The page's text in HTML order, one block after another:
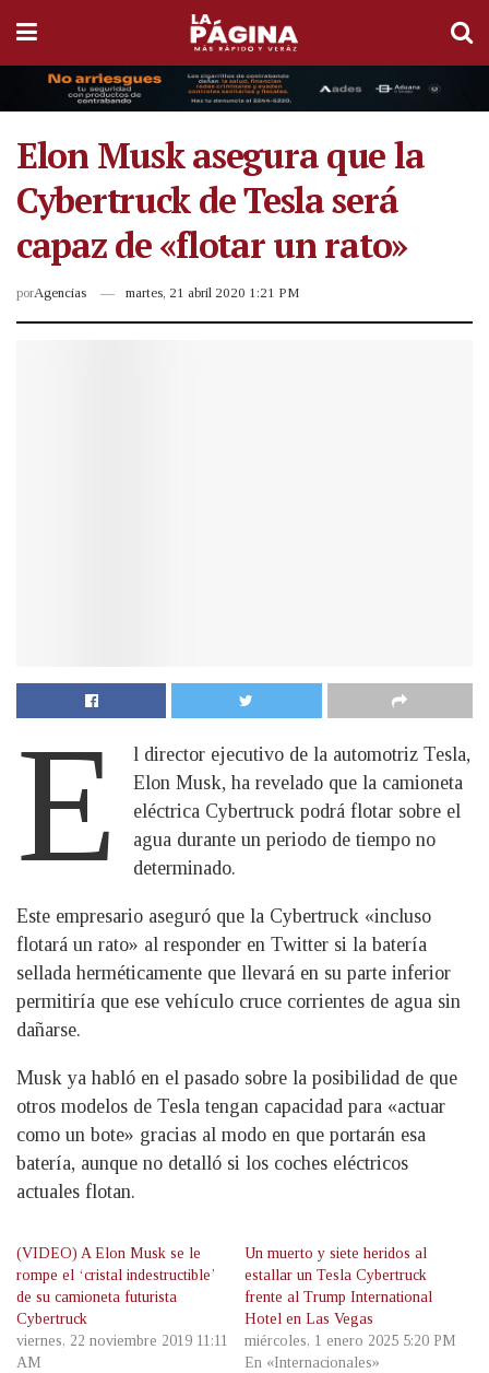
Elon Musk asegura que la
Cybertruck de Tesla será
capaz de «flotar un rato»
porAgencias martes, 21 abril 2020 1:21 PM
E
l director ejecutivo de la automotriz Tesla,
Elon Musk, ha revelado que la camioneta
eléctrica Cybertruck podrá flotar sobre el
agua durante un periodo de tiempo no
determinado.
Este empresario aseguró que la Cybertruck «incluso
flotará un rato» al responder en Twitter si la batería
sellada herméticamente que llevará en su parte inferior
permitiría que ese vehículo cruce corrientes de agua sin
dañarse.
Musk ya habló en el pasado sobre la posibilidad de que
otros modelos de Tesla tengan capacidad para «actuar
como un bote» gracias al modo en que portarán esa
batería, aunque no detalló si los coches eléctricos
actuales flotan.
(VIDEO) A Elon Musk se le
rompe el ‘cristal indestructible’
de su camioneta futurista
Cybertruck
viernes, 22 noviembre 2019 11:11
AM
Un muerto y siete heridos al
estallar un Tesla Cybertruck
frente al Trump International
Hotel en Las Vegas
miércoles, 1 enero 2025 5:20 PM
En «Internacionales»